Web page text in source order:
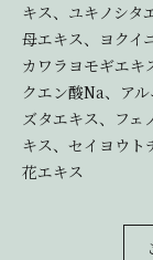
キス、ユキノシタ
母エキス、ヨクイ
カワラヨモギエキ
クエン酸Na、ア
ズタエキス、フェ
キス、セイヨウト
花エキス